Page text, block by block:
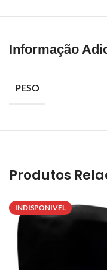
Informação
PESO
Produtos
INDISPONIVEL